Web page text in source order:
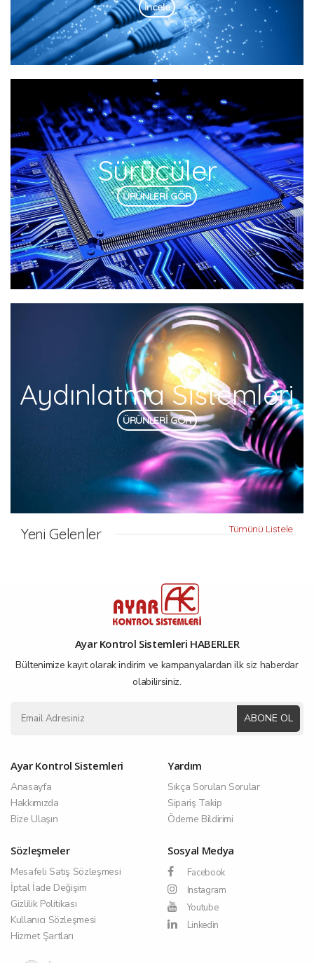
İncele
Sürücüler
ÜRÜNLERİ GÖR
Aydınlatma Sistemleri
ÜRÜNLERİ GÖR
Yeni Gelenler Tümünü Listele
Ayar Kontrol Sistemleri HABERLER
Bültenimize kayıt olarak indirim ve kampanyalardan ilk siz haberdar
olabilirsiniz.
ABONE OL
Ayar Kontrol Sistemleri
Anasayfa
Hakkımızda
Bize Ulaşın
Yardım
Sıkça Sorulan Sorular
Sipariş Takip
Ödeme Bildirimi
Sözleşmeler
Mesafeli Satış Sözleşmesi
İptal İade Değişim
Gizlilik Politikası
Kullanıcı Sözleşmesi
Hizmet Şartları
Sosyal Medya
Facebook
Instagram
Youtube
Linkedin